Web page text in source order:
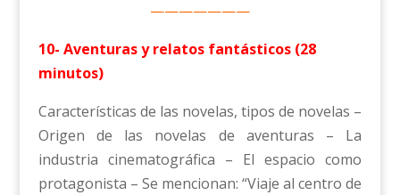
———————
10- Aventuras y relatos fantásticos (28
minutos)
Características de las novelas, tipos de novelas –
Origen de las novelas de aventuras – La
industria cinematográfica – El espacio como
protagonista – Se mencionan: “Viaje al centro de